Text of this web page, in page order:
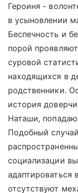
Героиня -
в усыновлении
Беспечность и
порой
суровой
находящихся в
родственники.
история
Наташи,
Подобный
социализации
адаптироваться
отсутствуют